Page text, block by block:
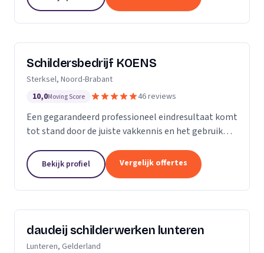
blijft...
Schildersbedrijf KOENS
Sterksel, Noord-Brabant
10,0Moving Score 46 reviews
Een gegarandeerd professioneel eindresultaat komt
tot stand door de juiste vakkennis en het gebruik
Bekijk profiel Vergelijk offertes
daudeij schilderwerken lunteren
Lunteren, Gelderland